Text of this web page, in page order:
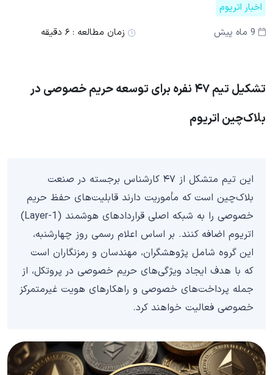
اخبار اتریوم
9 ماه پیش
زمان مطالعه : ۶ دقیقه
تشکیل تیم ۴۷ نفره برای توسعه حریم خصوصی در
بلاک‌چین اتریوم
این تیم متشکل از ۴۷ کارشناس برجسته در صنعت
بلاک‌چین است که مأموریت دارند قابلیت‌های حفظ حریم
خصوصی را به شبکه اصلی قراردادهای هوشمند (Layer-1)
اتریوم اضافه کنند. بر اساس اعلام رسمی روز چهارشنبه،
این گروه شامل پژوهشگران، مهندسان و رمزنگاران است
که با هدف ایجاد ویژگی‌های حریم خصوصی در پروتکل، از
جمله پرداخت‌های خصوصی و راهکارهای هویت غیرمتمرکز
خصوصی فعالیت خواهند کرد.